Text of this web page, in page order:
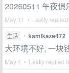
20260511 午夜俱
May 11 • Lastly
生活 • kamikaze472
大环境不好, 一块
May 4 • Lastly replied